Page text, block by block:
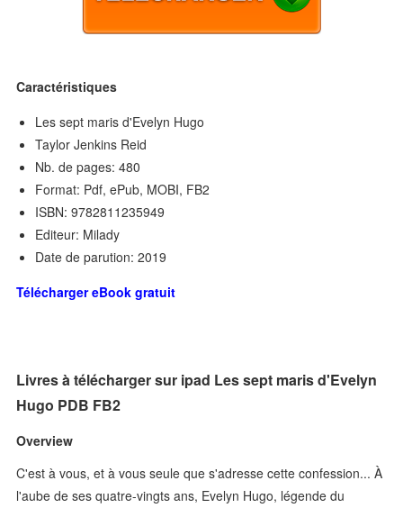
Caractéristiques
Les sept maris d'Evelyn Hugo
Taylor Jenkins Reid
Nb. de pages: 480
Format: Pdf, ePub, MOBI, FB2
ISBN: 9782811235949
Editeur: Milady
Date de parution: 2019
Télécharger eBook gratuit
Livres à télécharger sur ipad Les sept maris d'Evelyn
Hugo PDB FB2
Overview
C'est à vous, et à vous seule que s'adresse cette confession... À
l'aube de ses quatre-vingts ans, Evelyn Hugo, légende du